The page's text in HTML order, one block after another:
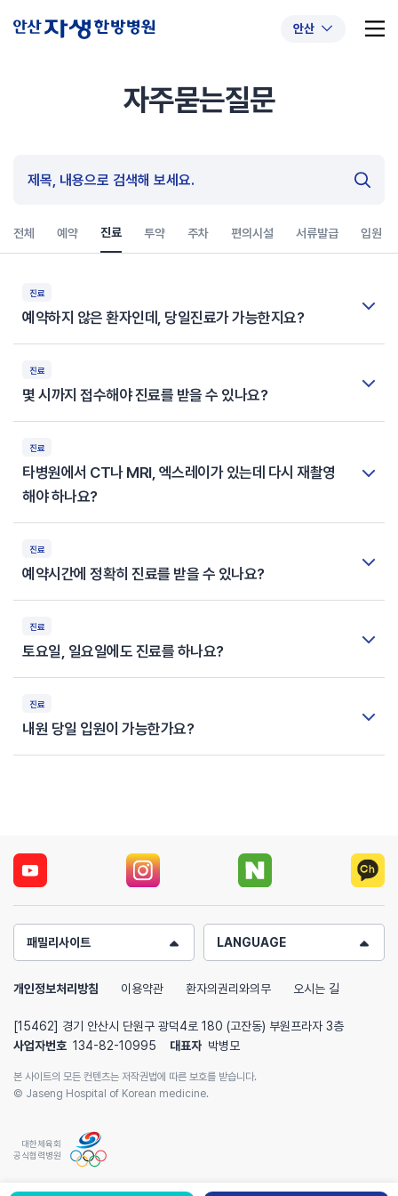
안산
#추나요법
자주묻는질문
전체 예약 진료 투약 주차 편의시설 서류발급 입원
진료
예약하지 않은 환자인데, 당일진료가 가능한지요?
진료
몇 시까지 접수해야 진료를 받을 수 있나요?
진료
타병원에서 CT나 MRI, 엑스레이가 있는데 다시 재촬영
해야 하나요?
진료
예약시간에 정확히 진료를 받을 수 있나요?
진료
토요일, 일요일에도 진료를 하나요?
진료
내원 당일 입원이 가능한가요?
패밀리사이트 LANGUAGE
개인정보처리방침 이용약관 환자의권리와의무 오시는 길
[15462] 경기 안산시 단원구 광덕4로 180 (고잔동) 부원프라자 3층
사업자번호 134-82-10995 대표자 박병모
본 사이트의 모든 컨텐츠는 저작권법에 따른 보호를 받습니다.
© Jaseng Hospital of Korean medicine.
대한체육회
공식협력병원